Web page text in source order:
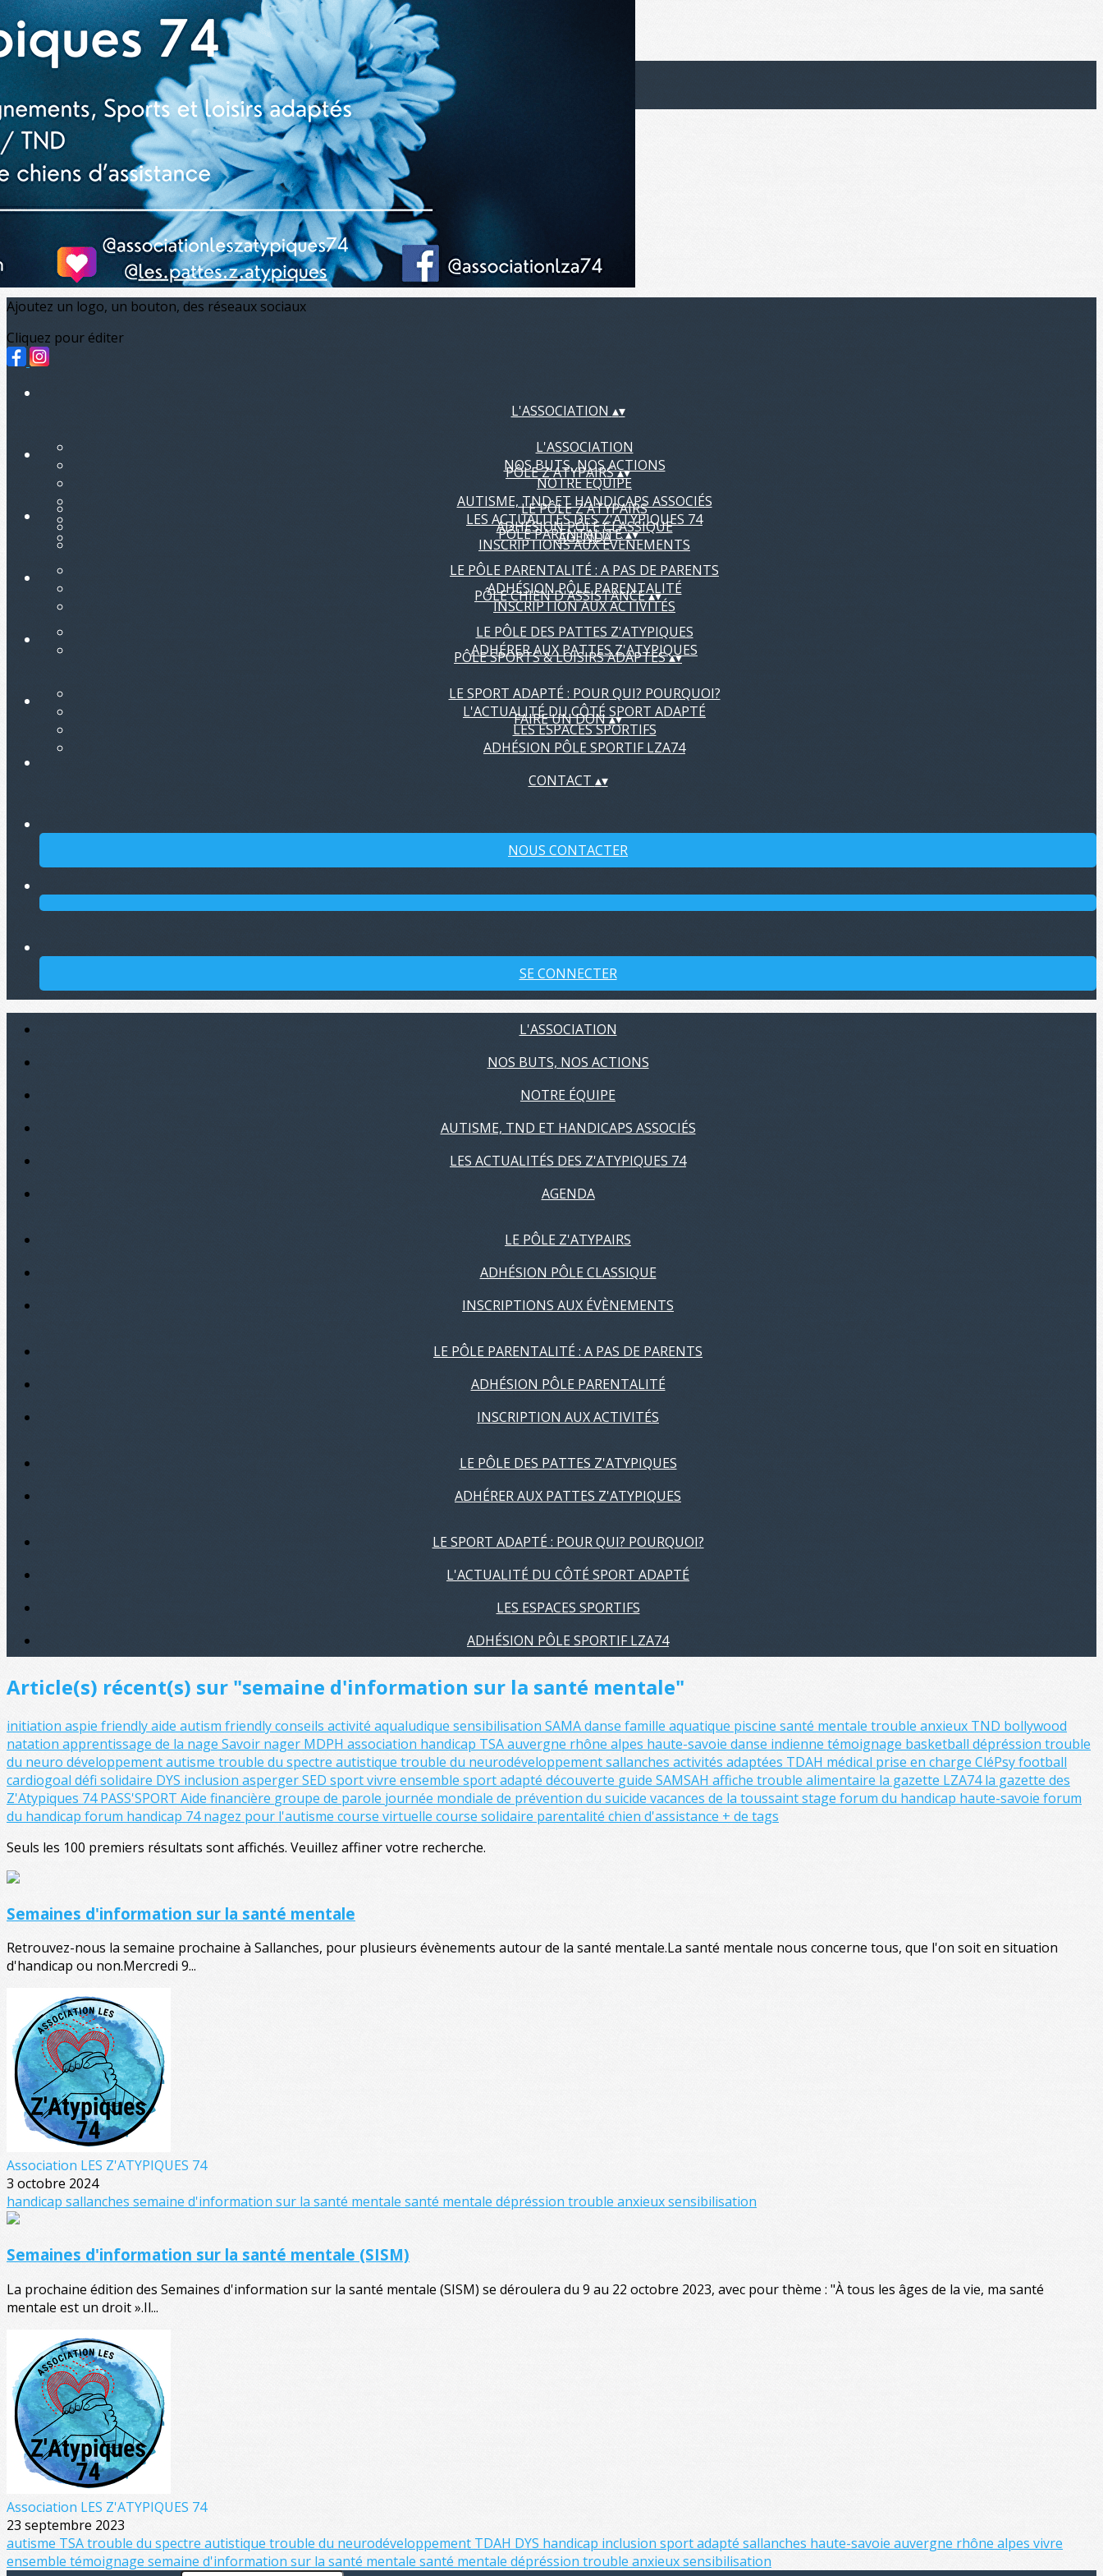
Exporter les lignes sélectionnées
Exporter toutes les colonnes
Exporter uniquement les colonnes affichées
Menu
?>
Images de la page d'accueil
Cliquez pour éditer
Ajoutez un logo, un bouton, des réseaux sociaux
Cliquez pour éditer
L'ASSOCIATION ▴▾
L'ASSOCIATION
NOS BUTS, NOS ACTIONS
NOTRE ÉQUIPE
AUTISME, TND ET HANDICAPS ASSOCIÉS
LES ACTUALITÉS DES Z'ATYPIQUES 74
AGENDA
PÔLE Z'ATYPAIRS▴▾
LE PÔLE Z'ATYPAIRS
ADHÉSION PÔLE CLASSIQUE
INSCRIPTIONS AUX ÉVÈNEMENTS
PÔLE PARENTALITÉ▴▾
LE PÔLE PARENTALITÉ : A PAS DE PARENTS
ADHÉSION PÔLE PARENTALITÉ
INSCRIPTION AUX ACTIVITÉS
PÔLE CHIEN D'ASSISTANCE▴▾
LE PÔLE DES PATTES Z'ATYPIQUES
ADHÉRER AUX PATTES Z'ATYPIQUES
PÔLE SPORTS & LOISIRS ADAPTÉS▴▾
LE SPORT ADAPTÉ : POUR QUI? POURQUOI?
L'ACTUALITÉ DU CÔTÉ SPORT ADAPTÉ
LES ESPACES SPORTIFS
ADHÉSION PÔLE SPORTIF LZA74
FAIRE UN DON▴▾
CONTACT ▴▾
NOUS CONTACTER
SE CONNECTER
L'ASSOCIATION
NOS BUTS, NOS ACTIONS
NOTRE ÉQUIPE
AUTISME, TND ET HANDICAPS ASSOCIÉS
LES ACTUALITÉS DES Z'ATYPIQUES 74
AGENDA
LE PÔLE Z'ATYPAIRS
ADHÉSION PÔLE CLASSIQUE
INSCRIPTIONS AUX ÉVÈNEMENTS
LE PÔLE PARENTALITÉ : A PAS DE PARENTS
ADHÉSION PÔLE PARENTALITÉ
INSCRIPTION AUX ACTIVITÉS
LE PÔLE DES PATTES Z'ATYPIQUES
ADHÉRER AUX PATTES Z'ATYPIQUES
LE SPORT ADAPTÉ : POUR QUI? POURQUOI?
L'ACTUALITÉ DU CÔTÉ SPORT ADAPTÉ
LES ESPACES SPORTIFS
ADHÉSION PÔLE SPORTIF LZA74
Article(s) récent(s) sur "semaine d'information sur la santé mentale"
initiation aspie friendlyaide autism friendlyconseils activité aqualudique sensibilisationSAMAdanse famille aquatique piscinesanté mentale trouble anxieux TND bollywood
natationapprentissage de la nageSavoir nager MDPH association handicap TSAauvergne rhône alpes haute-savoie danse indienne témoignage basketball dépréssiontrouble
du neuro développementautisme trouble du spectre autistique trouble du neurodéveloppementsallanches activités adaptées TDAH médical prise en charge CléPsyfootball
cardiogoal défi solidaire DYS inclusionaspergerSED sportvivre ensemble sport adaptédécouverte guide SAMSAH affiche trouble alimentaire la gazette LZA74la gazette des
Z'Atypiques 74PASS'SPORT Aide financière groupe de parole journée mondiale de prévention du suicide vacances de la toussaintstage forum du handicap haute-savoieforum
du handicap forum handicap 74nagez pour l'autisme course virtuelle course solidaire parentalité chien d'assistance + de tags
Seuls les 100 premiers résultats sont affichés. Veuillez affiner votre recherche.
Semaines d'information sur la santé mentale
Retrouvez-nous la semaine prochaine à Sallanches, pour plusieurs évènements autour de la santé mentale.La santé mentale nous concerne tous, que l'on soit en situation
d'handicap ou non.Mercredi 9...
Association LES Z'ATYPIQUES 74
3 octobre 2024
handicapsallanches semaine d'information sur la santé mentale santé mentale dépréssion trouble anxieuxsensibilisation
Semaines d'information sur la santé mentale (SISM)
La prochaine édition des Semaines d'information sur la santé mentale (SISM) se déroulera du 9 au 22 octobre 2023, avec pour thème : "À tous les âges de la vie, ma santé
mentale est un droit ».Il...
Association LES Z'ATYPIQUES 74
23 septembre 2023
autisme TSAtrouble du spectre autistique trouble du neurodéveloppement TDAH DYS handicap inclusionsport adapté sallanches haute-savoieauvergne rhône alpes vivre
ensembletémoignage semaine d'information sur la santé mentale santé mentale dépréssiontrouble anxieuxsensibilisation